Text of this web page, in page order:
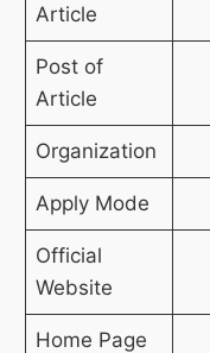
Article
Post of
Article
Organization
Apply Mode
Official
Website
Home Page